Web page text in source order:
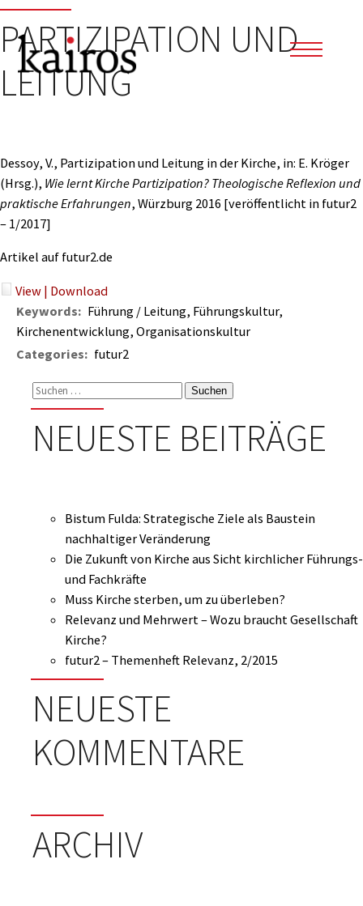
PARTIZIPATION UND
LEITUNG
Dessoy, V., Partizipation und Leitung in der Kirche, in: E. Kröger
(Hrsg.), Wie lernt Kirche Partizipation? Theologische Reflexion und
praktische Erfahrungen, Würzburg 2016 [veröffentlicht in futur2
– 1/2017]
Artikel auf futur2.de
View | Download
Keywords: Führung / Leitung, Führungskultur,
Kirchenentwicklung, Organisationskultur
Categories: futur2
Suchen
nach:
NEUESTE BEITRÄGE
Bistum Fulda: Strategische Ziele als Baustein
nachhaltiger Veränderung
Die Zukunft von Kirche aus Sicht kirchlicher Führungs-
und Fachkräfte
Muss Kirche sterben, um zu überleben?
Relevanz und Mehrwert – Wozu braucht Gesellschaft
Kirche?
futur2 – Themenheft Relevanz, 2/2015
NEUESTE
KOMMENTARE
ARCHIV